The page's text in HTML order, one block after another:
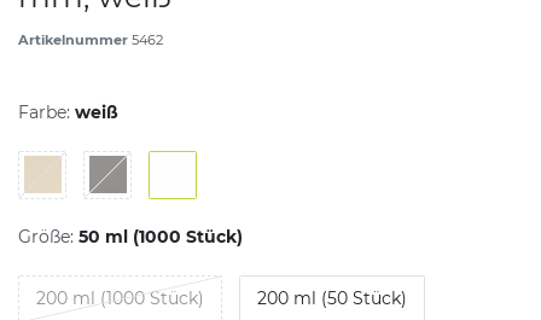
Artikelnummer 5462
Farbe: weiß
Größe: 50 ml (1000 Stück)
200 ml (1000 Stück) 200 ml (50 Stück)